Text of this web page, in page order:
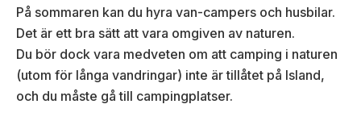
På sommaren kan du hyra van-campers och husbilar.
Det är ett bra sätt att vara omgiven av naturen.
Du bör dock vara medveten om att camping i naturen
(utom för långa vandringar) inte är tillåtet på Island,
och du måste gå till campingplatser.